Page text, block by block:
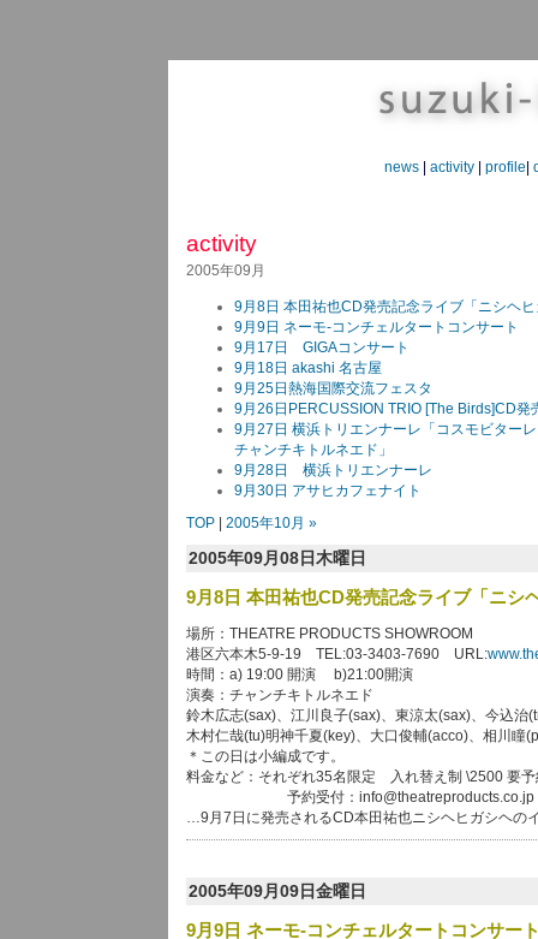
news| activity| profile
activity
2005年09月
9月8日 本田祐也CD発売記念ライブ「ニシヘ
9月9日 ネーモ-コンチェルタートコンサート
9月17日 GIGAコンサート
9月18日 akashi 名古屋
9月25日熱海国際交流フェスタ
9月26日PERCUSSION TRIO [The Birds]CD発
9月27日 横浜トリエンナーレ「コスモビター
チャンチキトルネエド」
9月28日 横浜トリエンナーレ
9月30日 アサヒカフェナイト
TOP | 2005年10月 »
2005年09月08日木曜日
9月8日 本田祐也CD発売記念ライブ「ニシ
場所：THEATRE PRODUCTS SHOWROOM
港区六本木5-9-19 TEL:03-3403-7690 URL:
時間：a) 19:00 開演 b)21:00開演
演奏：チャンチキトルネエド
鈴木広志(sax)、江川良子(sax)、東涼太(sax)、今込治
木村仁哉(tu)明神千夏(key)、大口俊輔(acco)、相川瞳
＊この日は小編成です。
料金など：それぞれ35名限定 入れ替え制 \2500 要予
予約受付：info@theatreproducts.co.jp
…9月7日に発売されるCD本田祐也ニシヘヒガシヘの
2005年09月09日金曜日
9月9日 ネーモ-コンチェルタートコンサー